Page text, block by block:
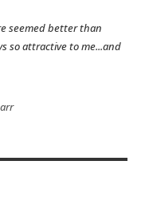
seemed better than
so attractive to me...and